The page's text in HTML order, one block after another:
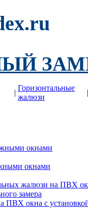
|
Горизонтальные
жалюзи
|
окнами
окнами
жалюзи на ПВХ
замера
окна с